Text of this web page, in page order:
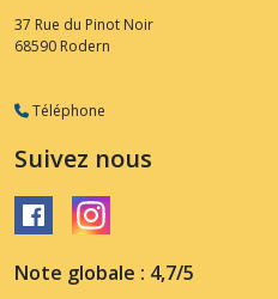
37 Rue du Pinot Noir
68590 Rodern
Téléphone
Suivez nous
Note globale : 4,7/5